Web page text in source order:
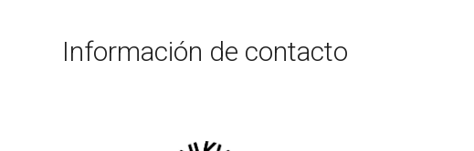
Información de contacto